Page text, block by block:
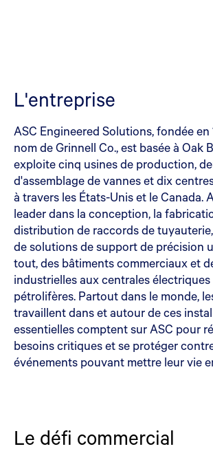
L'entreprise
ASC Engineered Solutions, fondée en
nom de Grinnell Co., est basée à Oak
exploite cinq usines de production,
d'assemblage de vannes et dix
à travers les États-Unis et le Canada.
leader dans la conception, la
distribution de raccords de
de solutions de support de précision
tout, des bâtiments commerciaux et
industrielles aux centrales
pétrolifères. Partout dans le monde,
travaillent dans et autour de ces
essentielles comptent sur ASC pour
besoins critiques et se protéger
événements pouvant mettre leur vie
Le défi commercial